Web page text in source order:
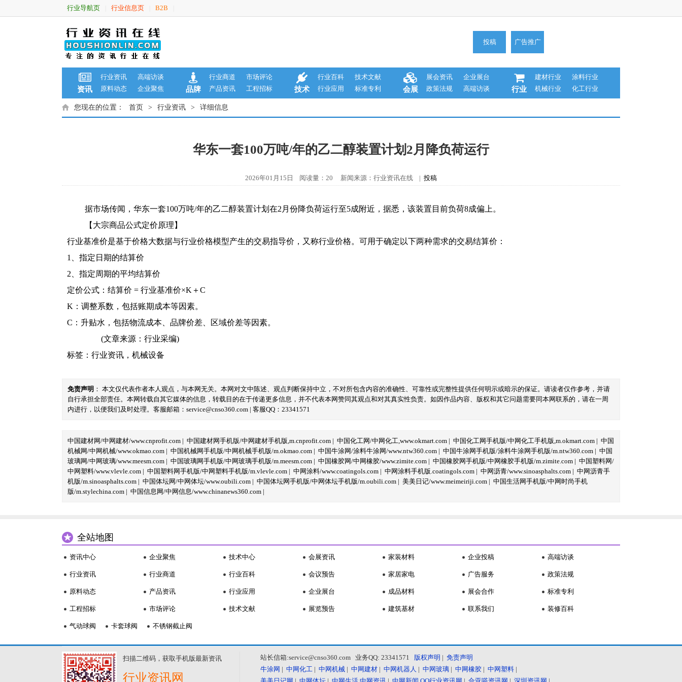
行业导航页 行业信息页 B2B
投稿 广告推广
资讯
行业资讯
高端访谈
原料动态
企业聚焦 品牌
行业商道
市场评论
产品资讯
工程招标 技术
行业百科
技术文献
行业应用
标准专利 会展
展会资讯
企业展台
政策法规
高端访谈 行业
建材行业
涂料行业
机械行业
化工行业
您现在的位置： 首页 > 行业资讯 > 详细信息
华东一套100万吨/年的乙二醇装置计划2月降负荷运行
2026年01月15日 阅读量：20 新闻来源：行业资讯在线 | 投稿
据市场传闻，华东一套100万吨/年的乙二醇装置计划在2月份降负荷运行至5成附近，据悉，该装置目前负荷8成偏上。
【大宗商品公式定价原理】
行业基准价是基于价格大数据与行业价格模型产生的交易指导价，又称行业价格。可用于确定以下两种需求的交易结算价：
1、指定日期的结算价
2、指定周期的平均结算价
定价公式：结算价 = 行业基准价×K＋C
K：调整系数，包括账期成本等因素。
C：升贴水，包括物流成本、品牌价差、区域价差等因素。
(文章来源：行业采编)
标签： 行业资讯 ， 机械设备
免责声明 ： 本文仅代表作者本人观点，与本网无关。本网对文中陈述、观点判断保持中立，不对所包含内容的准确性、可靠性或完整性提供任何明示或暗示的保证。请读者仅作参考，并请
自行承担全部责任。本网转载自其它媒体的信息，转载目的在于传递更多信息，并不代表本网赞同其观点和对其真实性负责。如因作品内容、版权和其它问题需要同本网联系的，请在一周
内进行，以便我们及时处理。客服邮箱：service@cnso360.com | 客服QQ：23341571
中国建材网/中网建材/www.cnprofit.com | 中国建材网手机版/中网建材手机版,m.cnprofit.com | 中国化工网/中网化工,www.okmart.com | 中国化工网手机版/中网化工手机版,m.okmart.com | 中国
机械网/中网机械/www.okmao.com | 中国机械网手机版/中网机械手机版/m.okmao.com | 中国牛涂网/涂料牛涂网/www.ntw360.com | 中国牛涂网手机版/涂料牛涂网手机版/m.ntw360.com | 中国
玻璃网/中网玻璃/www.meesm.com | 中国玻璃网手机版/中网玻璃手机版/m.meesm.com | 中国橡胶网/中网橡胶/www.zimite.com | 中国橡胶网手机版/中网橡胶手机版/m.zimite.com | 中国塑料网/
中网塑料/www.vlevle.com | 中国塑料网手机版/中网塑料手机版/m.vlevle.com | 中网涂料/www.coatingols.com | 中网涂料手机版.coatingols.com | 中网沥青/www.sinoasphalts.com | 中网沥青手
机版/m.sinoasphalts.com | 中国体坛网/中网体坛/www.oubili.com | 中国体坛网手机版/中网体坛手机版/m.oubili.com | 美美日记/www.meimeiriji.com | 中国生活网手机版/中网时尚手机
版/m.stylechina.com | 中国信息网/中网信息/www.chinanews360.com |
全站地图
资讯中心
行业资讯
原料动态
工程招标
企业聚焦
行业商道
产品资讯
市场评论
技术中心
行业百科
行业应用
技术文献
会展资讯
会议预告
企业展台
展览预告
家装材料
家居家电
成品材料
建筑基材
企业投稿
广告服务
展会合作
联系我们
高端访谈
政策法规
标准专利
装修百科
气动球阀 卡套球阀 不锈钢截止阀
扫描二维码，获取手机版最新资讯
行业资讯网
站长信箱:service@cnso360.com 业务QQ: 23341571 版权声明 | 免责声明
牛涂网 | 中网化工 | 中网机械 | 中网建材 | 中网机器人 | 中网玻璃 | 中网橡胶 | 中网塑料 |